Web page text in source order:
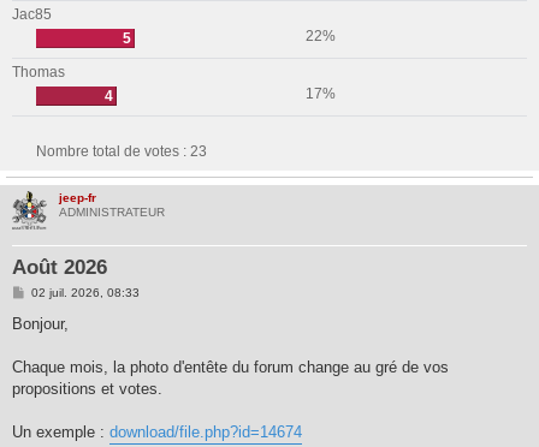
Jac85
5
22%
Thomas
4
17%
Nombre total de votes : 23
jeep-fr
ADMINISTRATEUR
Août 2026
M
s
g
02 juil. 2026, 08:33
Bonjour,
Chaque mois, la photo d'entête du forum change au gré de vos
propositions et votes.
Un exemple : download/file.php?id=14674